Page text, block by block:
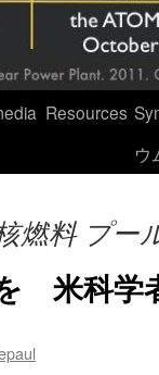
Resources
ウ
燃料 プー
米科学